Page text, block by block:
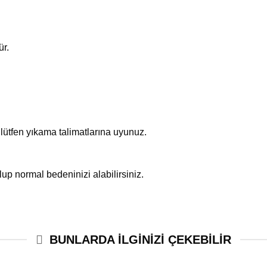
yıkama talimatlarına uyunuz.
normal bedeninizi alabilirsiniz.
BUNLARDA ILGINIZI ÇEKEBİLİR